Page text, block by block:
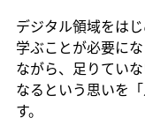
デジタル領域をは
学ぶことが必要に
ながら、足りてい
なるという思いを
す。